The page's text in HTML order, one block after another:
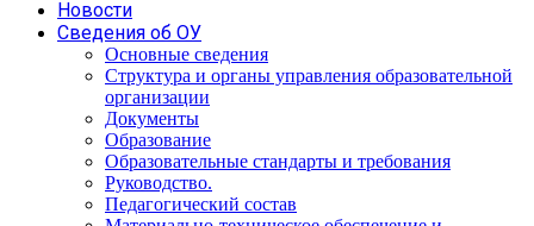
Новости
Сведения об ОУ
Основные сведения
Структура и органы управления образовательной
организации
Документы
Образование
Образовательные стандарты и требования
Руководство.
Педагогический состав